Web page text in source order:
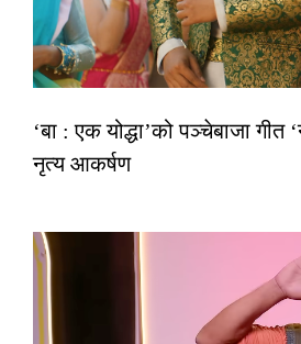
‘बा : एक योद्धा’को पञ्चेबाजा
नृत्य आकर्षण